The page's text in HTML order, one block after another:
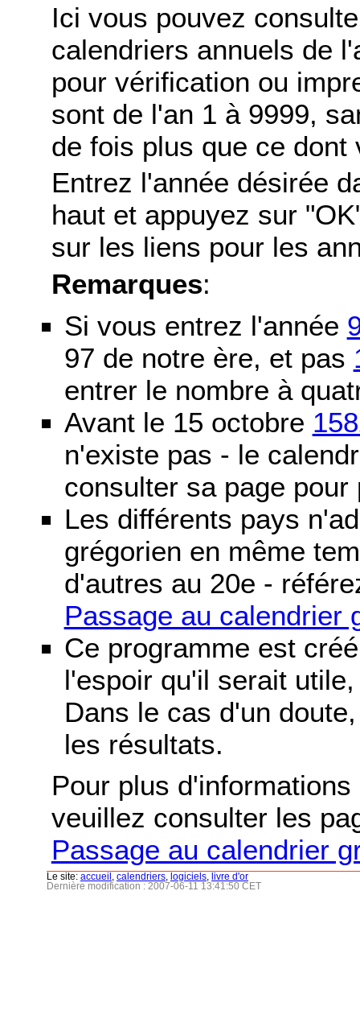
Ici vous pouvez
calendriers annuels de
pour vérification ou
sont de l'an 1 à 9999,
de fois plus que ce dont
Entrez l'année désirée
haut et appuyez sur
sur les liens pour les
Remarques:
Si vous entrez l'année
97 de notre ère, et pas
entrer le nombre à
Avant le 15 octobre
n'existe pas - le
consulter sa page pour
Les différents pays
grégorien en même
d'autres au 20e -
Passage au calendrier
Ce programme est
l'espoir qu'il serait
Dans le cas d'un
les résultats.
Pour plus
veuillez consulter les
Passage au calendrier
Le site: accueil calendriers logiciels
livre d'or
Dernière modification : 2007-06-11 13:41:50 CET